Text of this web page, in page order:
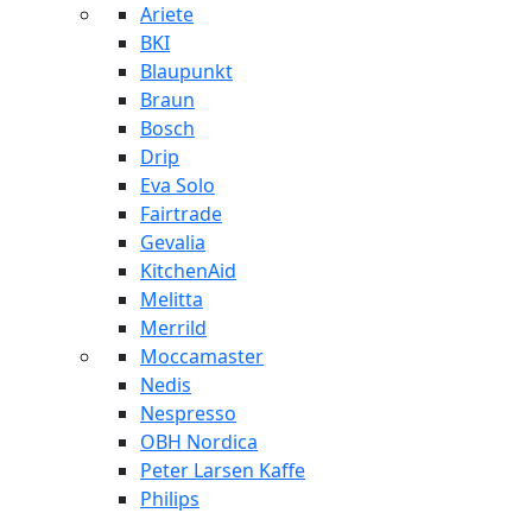
Ariete
BKI
Blaupunkt
Braun
Bosch
Drip
Eva Solo
Fairtrade
Gevalia
KitchenAid
Melitta
Merrild
Moccamaster
Nedis
Nespresso
OBH Nordica
Peter Larsen Kaffe
Philips